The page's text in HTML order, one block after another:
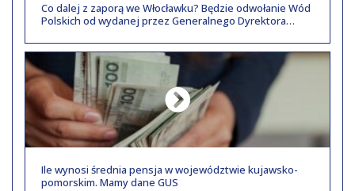
Co dalej z zaporą we Włocławku? Będzie odwołanie Wód
Polskich od wydanej przez Generalnego Dyrektora
Ile wynosi średnia pensja w województwie kujawsko-
pomorskim. Mamy dane GUS